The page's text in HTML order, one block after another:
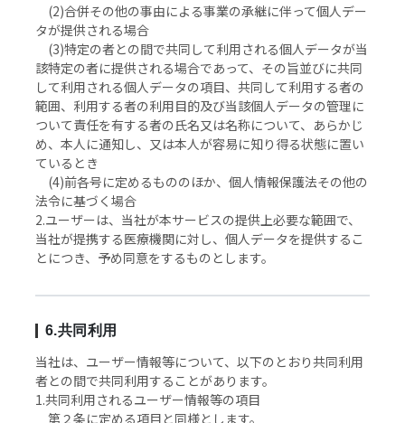
(2)合併その他の事由による事業の承継に伴って個人デー
タが提供される場合
(3)特定の者との間で共同して利用される個人データが当
該特定の者に提供される場合であって、その旨並びに共同
して利用される個人データの項目、共同して利用する者の
範囲、利用する者の利用目的及び当該個人データの管理に
ついて責任を有する者の氏名又は名称について、あらかじ
め、本人に通知し、又は本人が容易に知り得る状態に置い
ているとき
(4)前各号に定めるもののほか、個人情報保護法その他の
法令に基づく場合
2.ユーザーは、当社が本サービスの提供上必要な範囲で、
当社が提携する医療機関に対し、個人データを提供するこ
とにつき、予め同意をするものとします。
6.共同利用
当社は、ユーザー情報等について、以下のとおり共同利用
者との間で共同利用することがあります。
1.共同利用されるユーザー情報等の項目
第２条に定める項目と同様とします。